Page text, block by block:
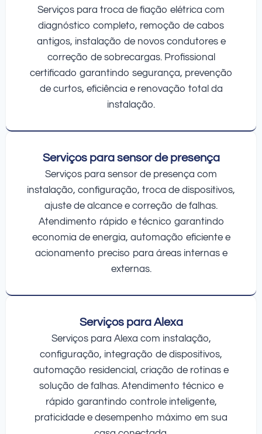
Serviços para troca de fiação elétrica com
diagnóstico completo, remoção de cabos
antigos, instalação de novos condutores e
correção de sobrecargas. Profissional
certificado garantindo segurança, prevenção
de curtos, eficiência e renovação total da
instalação.
Serviços para sensor de presença
Serviços para sensor de presença com
instalação, configuração, troca de dispositivos,
ajuste de alcance e correção de falhas.
Atendimento rápido e técnico garantindo
economia de energia, automação eficiente e
acionamento preciso para áreas internas e
externas.
Serviços para Alexa
Serviços para Alexa com instalação,
configuração, integração de dispositivos,
automação residencial, criação de rotinas e
solução de falhas. Atendimento técnico e
rápido garantindo controle inteligente,
praticidade e desempenho máximo em sua